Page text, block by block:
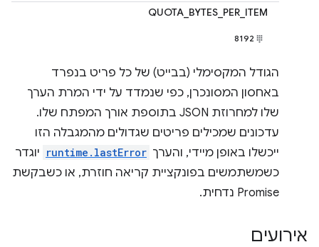
QUOTA_BYTES_PER_ITEM
8192
הגודל המקסימלי (בבייט) של כל פריט בנפרד
באחסון המסונכרן, כפי שנמדד על ידי המרת הערך
שלו למחרוזת JSON בתוספת אורך המפתח שלו.
עדכונים שמכילים פריטים שגדולים מהמגבלה הזו
ייכשלו באופן מיידי, והערך runtime.lastError יוגדר
כשמשתמשים בפונקציית קריאה חוזרת, או כשבקשת
Promise נדחית.
אירועים